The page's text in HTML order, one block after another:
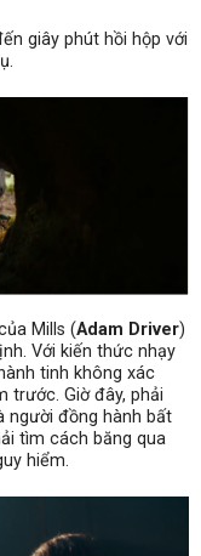
giây phút hồi hộp với
Mills (Adam Driver)
Với kiến thức nhạy
tinh không xác
trước. Giờ đây, phải
người đồng hành bất
tìm cách băng qua
hiểm.